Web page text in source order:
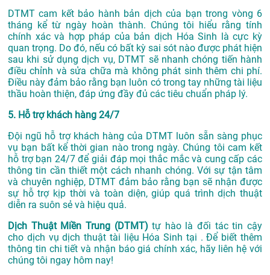
DTMT cam kết bảo hành bản dịch của bạn trong vòng 6
tháng kể từ ngày hoàn thành. Chúng tôi hiểu rằng tính
chính xác và hợp pháp của bản dịch Hóa Sinh là cực kỳ
quan trọng. Do đó, nếu có bất kỳ sai sót nào được phát hiện
sau khi sử dụng dịch vụ, DTMT sẽ nhanh chóng tiến hành
điều chỉnh và sửa chữa mà không phát sinh thêm chi phí.
Điều này đảm bảo rằng bạn luôn có trong tay những tài liệu
thầu hoàn thiện, đáp ứng đầy đủ các tiêu chuẩn pháp lý.
5. Hỗ trợ khách hàng 24/7
Đội ngũ hỗ trợ khách hàng của DTMT luôn sẵn sàng phục
vụ bạn bất kể thời gian nào trong ngày. Chúng tôi cam kết
hỗ trợ bạn 24/7 để giải đáp mọi thắc mắc và cung cấp các
thông tin cần thiết một cách nhanh chóng. Với sự tận tâm
và chuyên nghiệp, DTMT đảm bảo rằng bạn sẽ nhận được
sự hỗ trợ kịp thời và toàn diện, giúp quá trình dịch thuật
diễn ra suôn sẻ và hiệu quả.
Dịch Thuật Miền Trung (DTMT) tự hào là đối tác tin cậy
cho dịch vụ dịch thuật tài liệu Hóa Sinh tại . Để biết thêm
thông tin chi tiết và nhận báo giá chính xác, hãy liên hệ với
chúng tôi ngay hôm nay!